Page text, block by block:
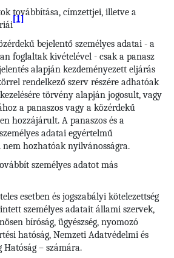
továbbítása, címzettjei, illetve a
[1]
bejelentő személyes adatai - a
foglaltak kivételével - csak a panasz
alapján kezdeményezett eljárás
rendelkező szerv részére adhatóak
törvény alapján jogosult, vagy
a panaszos vagy a közérdekű
hozzájárult. A panaszos és a
adatai egyértelmű
hozhatóak nyilvánosságra.
személyes adatot más
esetben és jogszabályi kötelezettség
személyes adatait állami szervek,
bíróság, ügyészség, nyomozó
hatóság, Nemzeti Adatvédelmi és
– számára.